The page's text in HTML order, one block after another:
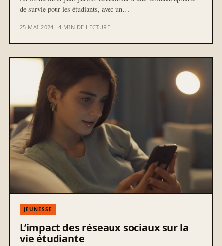
de survie pour les étudiants, avec un…
25 MAI 2024 · 4 MIN DE LECTURE
JEUNESSE
L’impact des réseaux sociaux sur la
vie étudiante